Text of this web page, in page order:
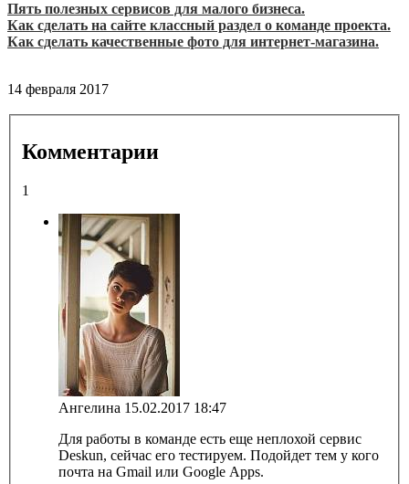
Пять полезных сервисов для малого бизнеса.
Как сделать на сайте классный раздел о команде проекта.
Как сделать качественные фото для интернет-магазина.
14 февраля 2017
Комментарии
1
Ангелина 15.02.2017 18:47
Для работы в команде есть еще неплохой сервис
Deskun, сейчас его тестируем. Подойдет тем у кого
почта на Gmail или Google Apps.